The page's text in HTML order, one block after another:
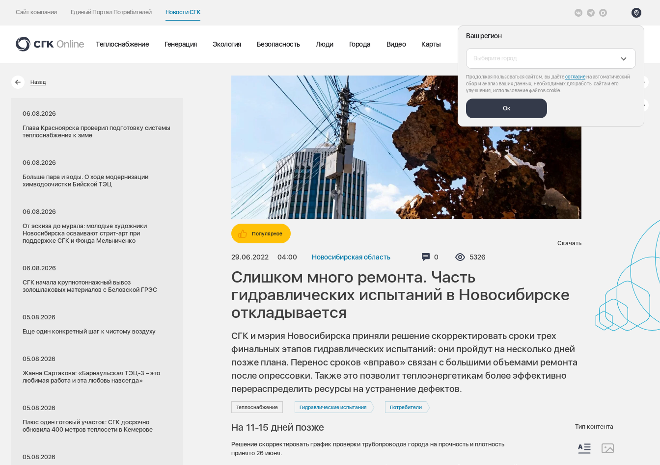
Сайт компании Единый Портал Потребителей Новости СГК
Ваш регион
Выберите город
Продолжая пользоваться сайтом, вы даётесогласиена автоматический
сбор и анализ ваших данных, необходимых для работы сайта и его
улучшения, использование файлов cookie.
Ок
Теплоснабжение Генерация Экология Безопасность Люди Города Видео Карты
Назад
06.08.2026
Глава Красноярска проверил подготовку системы
теплоснабжения к зиме
06.08.2026
Больше пара и воды. О ходе модернизации
химводоочистки Бийской ТЭЦ
06.08.2026
От эскиза до мурала: молодые художники
Новосибирска осваивают стрит-арт при
поддержке СГК и Фонда Мельниченко
06.08.2026
СГК начала крупнотоннажный вывоз
золошлаковых материалов с Беловской ГРЭС
05.08.2026
Еще один конкретный шаг к чистому воздуху
05.08.2026
Жанна Сартакова: «Барнаульская ТЭЦ-3 – это
любимая работа и эта любовь навсегда»
05.08.2026
Плюс один готовый участок: СГК досрочно
обновила 400 метров теплосети в Кемерове
05.08.2026
Популярное
29.06.2022 04:00 Новосибирская область Комментариев:
0 Просмотров:
5326
Скачать
Слишком много ремонта. Часть
гидравлических испытаний в Новосибирске
откладывается
СГК и мэрия Новосибирска приняли решение скорректировать сроки трех
финальных этапов гидравлических испытаний: они пройдут на несколько дней
позже плана. Перенос сроков «вправо» связан с большими объемами ремонта
после опрессовки. Также это позволит теплоэнергетикам более эффективно
перераспределить ресурсы на устранение дефектов.
Теплоснабжение Гидравлические испытания Потребители
На 11-15 дней позже
Решение скорректировать график проверки трубопроводов города на прочность и плотность
принято 26 июня.
Тип контента